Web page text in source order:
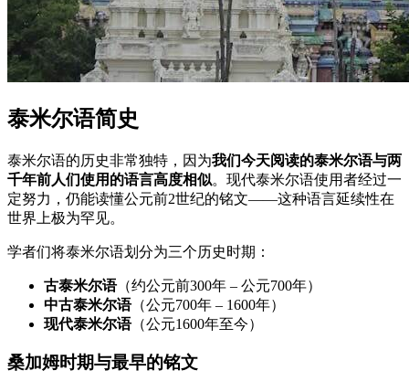
泰米尔语简史
泰米尔语的历史非常独特，因为我们今天阅读的泰米尔语与两
千年前人们使用的语言高度相似。现代泰米尔语使用者经过一
定努力，仍能读懂公元前2世纪的铭文——这种语言延续性在
世界上极为罕见。
学者们将泰米尔语划分为三个历史时期：
古泰米尔语（约公元前300年 – 公元700年）
中古泰米尔语（公元700年 – 1600年）
现代泰米尔语（公元1600年至今）
桑加姆时期与最早的铭文